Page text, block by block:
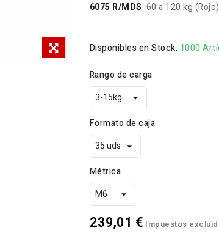
6075 R/MDS: 60 a 120 kg (Rojo)
Disponibles en Stock: 1000
Rango de carga
Formato de caja
Métrica
239,01 € Impuestos